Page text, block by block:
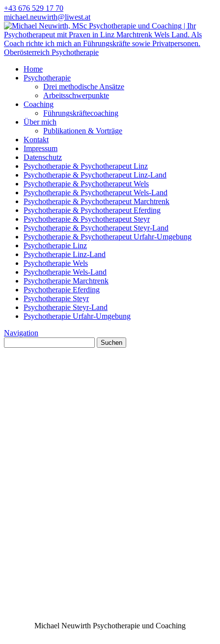
+43 676 529 17 70
michael.neuwirth@liwest.at
Home
Psychotherapie
Drei methodische Ansätze
Arbeitsschwerpunkte
Coaching
Führungskräftecoaching
Über mich
Publikationen & Vorträge
Kontakt
Impressum
Datenschutz
Psychotherapie & Psychotherapeut Linz
Psychotherapie & Psychotherapeut Linz-Land
Psychotherapie & Psychotherapeut Wels
Psychotherapie & Psychotherapeut Wels-Land
Psychotherapie & Psychotherapeut Marchtrenk
Psychotherapie & Psychotherapeut Eferding
Psychotherapie & Psychotherapeut Steyr
Psychotherapie & Psychotherapeut Steyr-Land
Psychotherapie & Psychotherapeut Urfahr-Umgebung
Psychotherapie Linz
Psychotherapie Linz-Land
Psychotherapie Wels
Psychotherapie Wels-Land
Psychotherapie Marchtrenk
Psychotherapie Eferding
Psychotherapie Steyr
Psychotherapie Steyr-Land
Psychotherapie Urfahr-Umgebung
Navigation
nach:
Michael Neuwirth Psychotherapie und Coaching